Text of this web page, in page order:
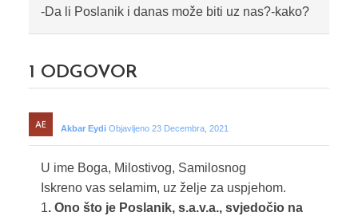
-Da li Poslanik i danas može biti uz nas?-kako?
1 ODGOVOR
Akbar Eydi Objavljeno 23 Decembra, 2021
U ime Boga, Milostivog, Samilosnog
Iskreno vas selamim, uz želje za uspjehom.
1. Ono što je Poslanik, s.a.v.a., svjedočio na